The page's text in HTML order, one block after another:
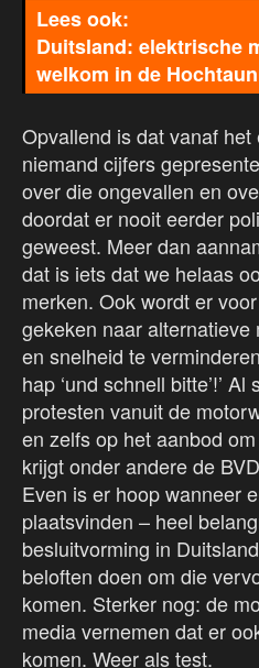
Duitsland: elektrische
welkom in de
Opvallend is dat vanaf
niemand cijfers
over die ongevallen en
doordat er nooit eerder
geweest. Meer dan
dat is iets dat we helaas
merken. Ook wordt er
gekeken naar
en snelheid te
hap ‘und schnell bitte’!’
protesten vanuit de
en zelfs op het aanbod
krijgt onder andere de
Even is er hoop wanneer
plaatsvinden – heel
besluitvorming in
beloften doen om die
komen. Sterker nog: de
media vernemen dat er
komen. Weer als test.